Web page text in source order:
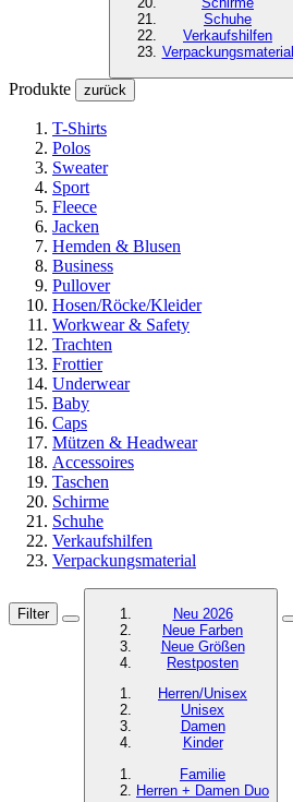
Schuhe
Verkaufshilfen
Verpackungsmaterial
Produkte zurück
T-Shirts
Polos
Sweater
Sport
Fleece
Jacken
Hemden & Blusen
Business
Pullover
Hosen/Röcke/Kleider
Workwear & Safety
Trachten
Frottier
Underwear
Baby
Caps
Mützen & Headwear
Accessoires
Taschen
Schirme
Schuhe
Verkaufshilfen
Verpackungsmaterial
Filter
Neu 2026
Neue Farben
Neue Größen
Restposten
Herren/Unisex
Unisex
Damen
Kinder
Familie
Herren + Damen Duo